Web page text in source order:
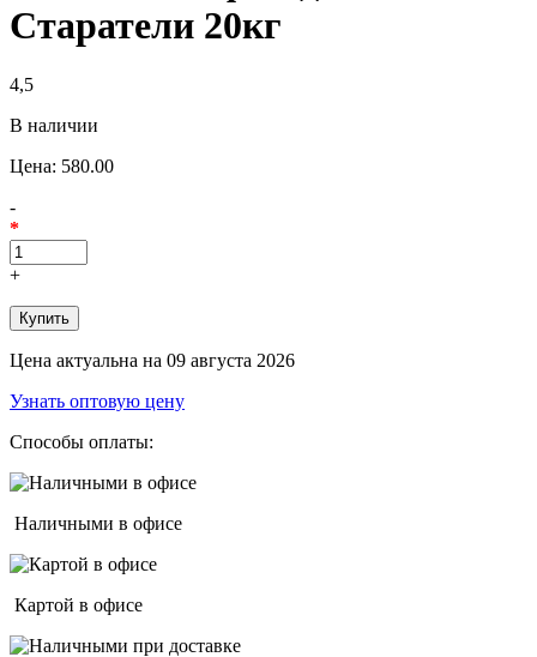
Старатели 20кг
4,5
В наличии
Цена: 580.00
-
*
+
Цена актуальна на 09 августа 2026
Узнать оптовую цену
Способы оплаты:
Наличными в офисе
Картой в офисе